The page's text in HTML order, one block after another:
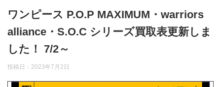
ワンピース P.O.P MAXIMUM・warriors
alliance・S.O.C シリーズ買取表更新しま
した！ 7/2～
投稿日： 2023年7月2日